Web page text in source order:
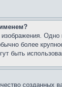
более
быть
созданных